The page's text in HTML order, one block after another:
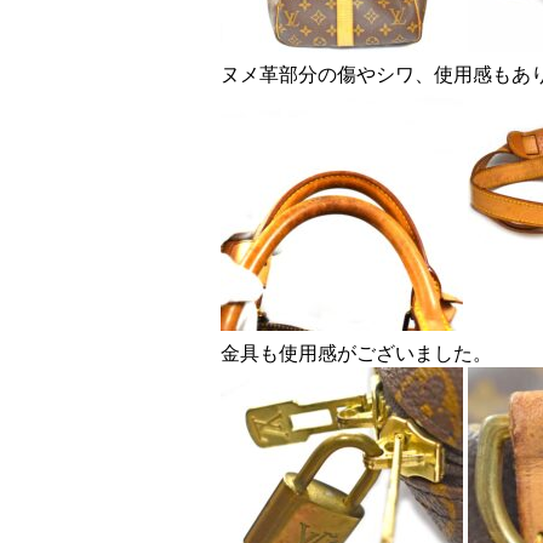
ヌメ革部分の傷やシワ、使用感もあ
金具も使用感がございました。